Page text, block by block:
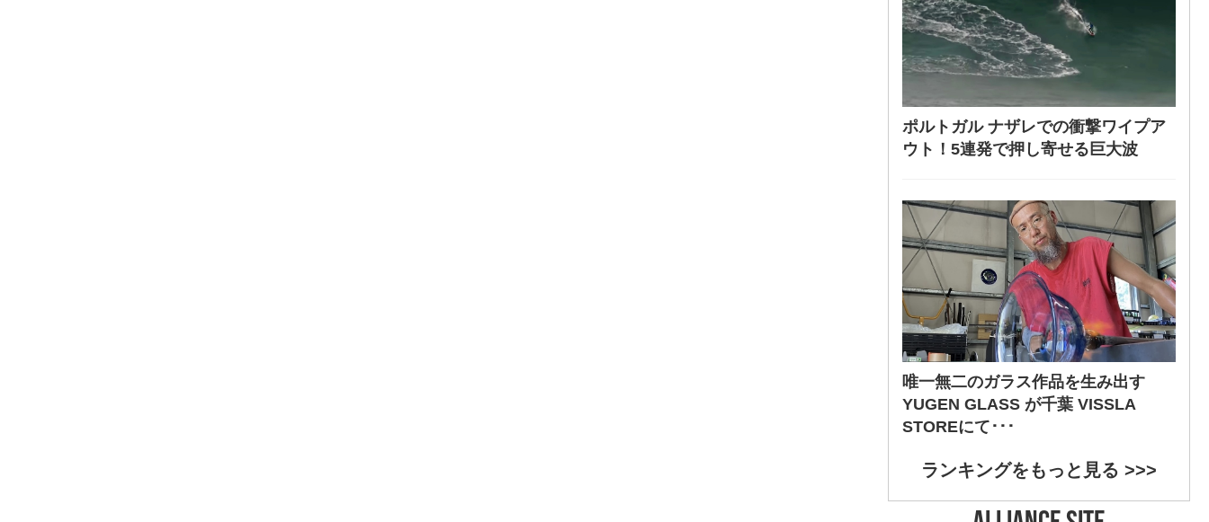
ポルトガル ナザレでの衝撃ワイプア
ウト！5連発で押し寄せる巨大波
唯一無二のガラス作品を生み出す
YUGEN GLASS が千葉 VISSLA
STOREにて･･･
ランキングをもっと見る >>>